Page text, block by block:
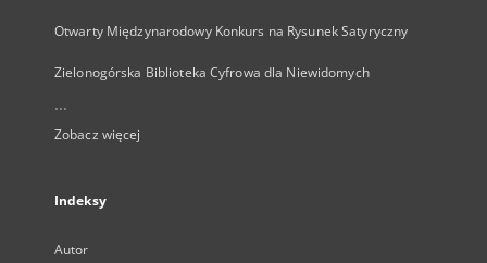
Otwarty Międzynarodowy Konkurs na Rysunek Satyryczny
Zielonogórska Biblioteka Cyfrowa dla Niewidomych
...
Zobacz więcej
Indeksy
Autor